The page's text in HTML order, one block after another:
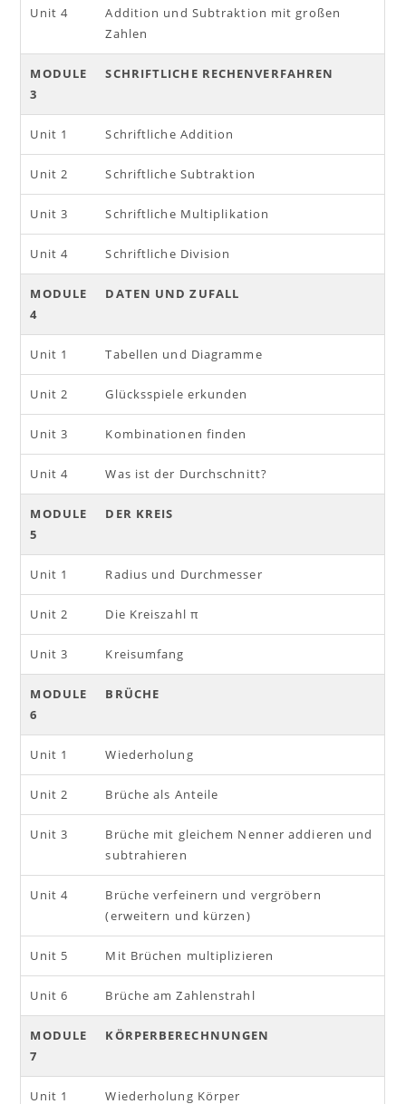
Unit 4
Addition und Subtraktion mit großen
Zahlen
MODULE
3
SCHRIFTLICHE RECHENVERFAHREN
Unit 1 Schriftliche Addition
Unit 2 Schriftliche Subtraktion
Unit 3 Schriftliche Multiplikation
Unit 4 Schriftliche Division
MODULE
4
DATEN UND ZUFALL
Unit 1 Tabellen und Diagramme
Unit 2 Glücksspiele erkunden
Unit 3 Kombinationen finden
Unit 4 Was ist der Durchschnitt?
MODULE
5
DER KREIS
Unit 1 Radius und Durchmesser
Unit 2 Die Kreiszahl π
Unit 3 Kreisumfang
MODULE
6
BRÜCHE
Unit 1 Wiederholung
Unit 2 Brüche als Anteile
Unit 3
Brüche mit gleichem Nenner addieren und
subtrahieren
Unit 4
Brüche verfeinern und vergröbern
(erweitern und kürzen)
Unit 5 Mit Brüchen multiplizieren
Unit 6 Brüche am Zahlenstrahl
MODULE
7
KÖRPERBERECHNUNGEN
Unit 1 Wiederholung Körper